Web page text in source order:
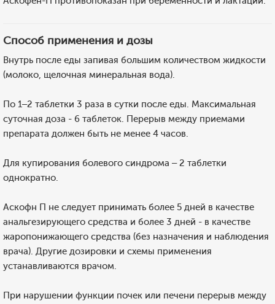
Способ применения и дозы
Внутрь после еды запивая большим количеством жидкости
(молоко, щелочная минеральная вода).
По 1–2 таблетки 3 раза в сутки после еды. Максимальная
суточная доза - 6 таблеток. Перерыв между приемами
препарата должен быть не менее 4 часов.
Для купирования болевого синдрома – 2 таблетки
однократно.
Аскофн П не следует принимать более 5 дней в качестве
анальгезирующего средства и более 3 дней - в качестве
жаропонижающего средства (без назначения и наблюдения
врача). Другие дозировки и схемы применения
устанавливаются врачом.
При нарушении функции почек или печени перерыв между